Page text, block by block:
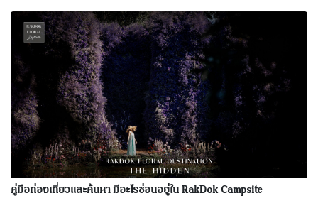
คู่มือท่องเที่ยวและค้นหา มีอะไรซ่อนอยู่ใน RakDok Campsite